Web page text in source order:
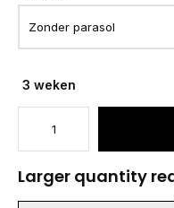
3 weken
Larger quantity